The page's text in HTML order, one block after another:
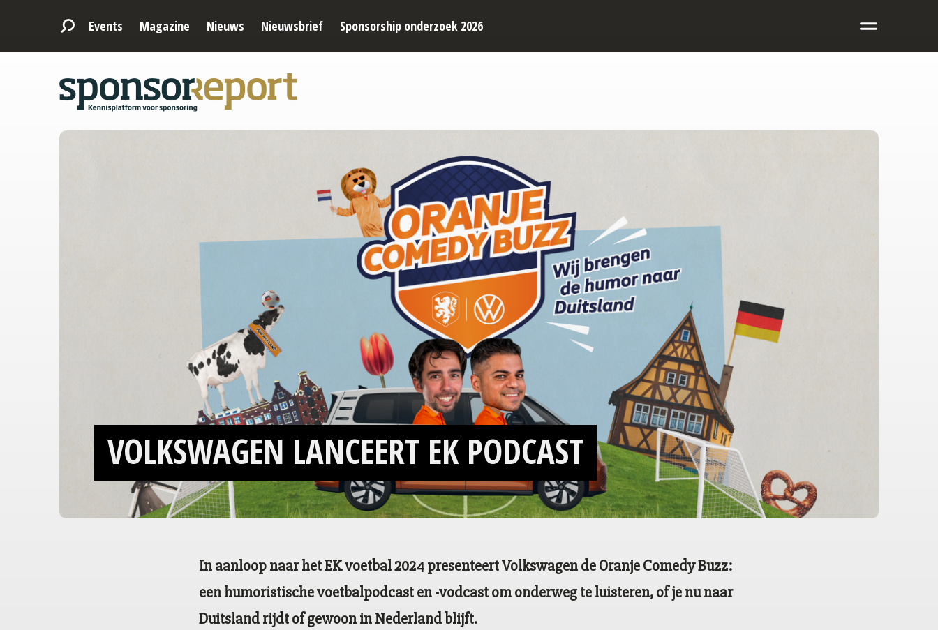
Events Magazine Nieuws Nieuwsbrief Sponsorship onderzoek 2026
VOLKSWAGEN LANCEERT EK PODCAST
In aanloop naar het EK voetbal 2024 presenteert Volkswagen de Oranje Comedy Buzz:
een humoristische voetbalpodcast en -vodcast om onderweg te luisteren, of je nu naar
Duitsland rijdt of gewoon in Nederland blijft.